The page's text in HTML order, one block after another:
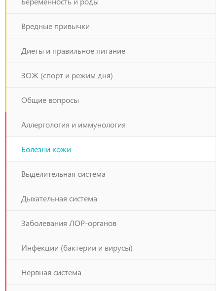
потребляемые сладости на фрукты, вы сможете не
кожу, но и отчасти восстановить ее.
большое значение. Но если вы обеспокоены этой
врачам.
Вредные привычки
Диеты и правильное питание
ЗОЖ (спорт и режим дня)
Общие вопросы
Аллергология и иммунология
Болезни кожи
Выделительная система
Дыхательная система
Заболевания ЛОР-органов
Инфекции (бактерии и вирусы)
Нервная система